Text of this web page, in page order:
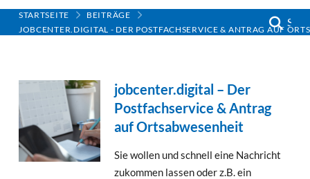
STARTSEITE
BEITRÄGE
JOBCENTER.DIGITAL - DER POSTFACHSERVICE & ANTRAG AUF
jobcenter.digital – Der
Postfachservice & Antrag
auf Ortsabwesenheit
Sie wollen und schnell eine Nachricht
zukommen lassen oder z.B. ein